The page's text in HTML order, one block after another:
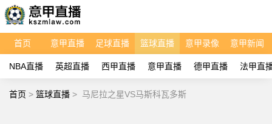
首页 意甲直播 足球直播 篮球直播 意甲录像 意甲新闻
NBA直播 英超直播 西甲直播 意甲直播 德甲直播 法甲直
首页 > 篮球直播 > 马尼拉之星VS马斯科瓦多斯